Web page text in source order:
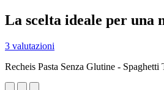
La scelta ideale per una
3 valutazioni
Recheis Pasta Senza Glutine - Spaghetti